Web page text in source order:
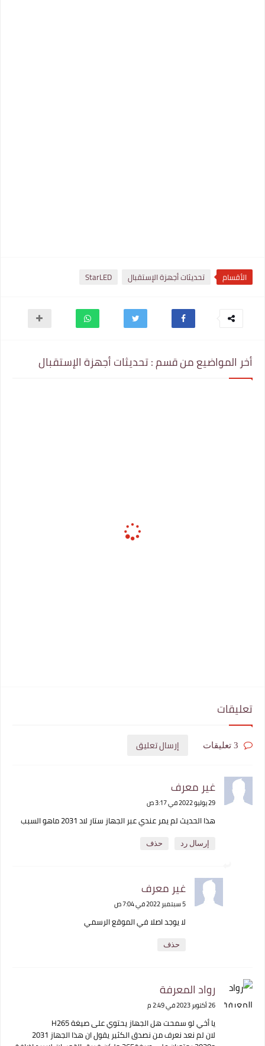
الأقسام تحديثات أجهزة الإستقبال StarLED
أخر المواضيع من قسم : تحديثات أجهزة الإستقبال
تعليقات
إرسال تعليق
غير معرف
29 يوليو 2022 في 3:17 ص
هذا الحديث لم يمر عندي عبر الجهاز ستار لاد 2031 ماهو السبب
إرسال رد حذف
غير معرف
5 سبتمبر 2022 في 7:04 ص
لا يوجد اصلا في الموقع الرسمي
حذف
رواد المعرفة
26 أكتوبر 2023 في 2:49 م
يا أخي لو سمحت هل الجهاز يحتوي على صيغة H265
لان لم نعد نعرف من نصدق الكثير يقول ان هذا الجهاز 2031